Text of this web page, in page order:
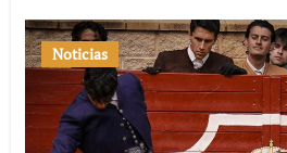
Noticias